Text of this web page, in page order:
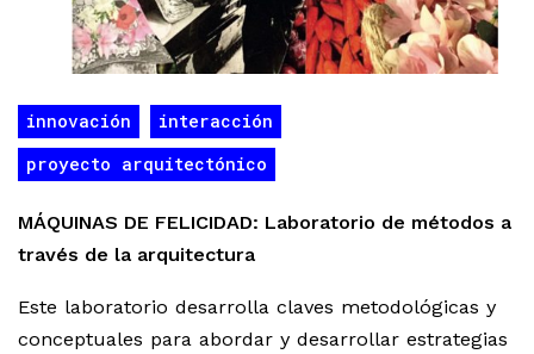
innovación
interacción
proyecto arquitectónico
MÁQUINAS DE FELICIDAD: Laboratorio de métodos a
través de la arquitectura
Este laboratorio desarrolla claves metodológicas y
conceptuales para abordar y desarrollar estrategias